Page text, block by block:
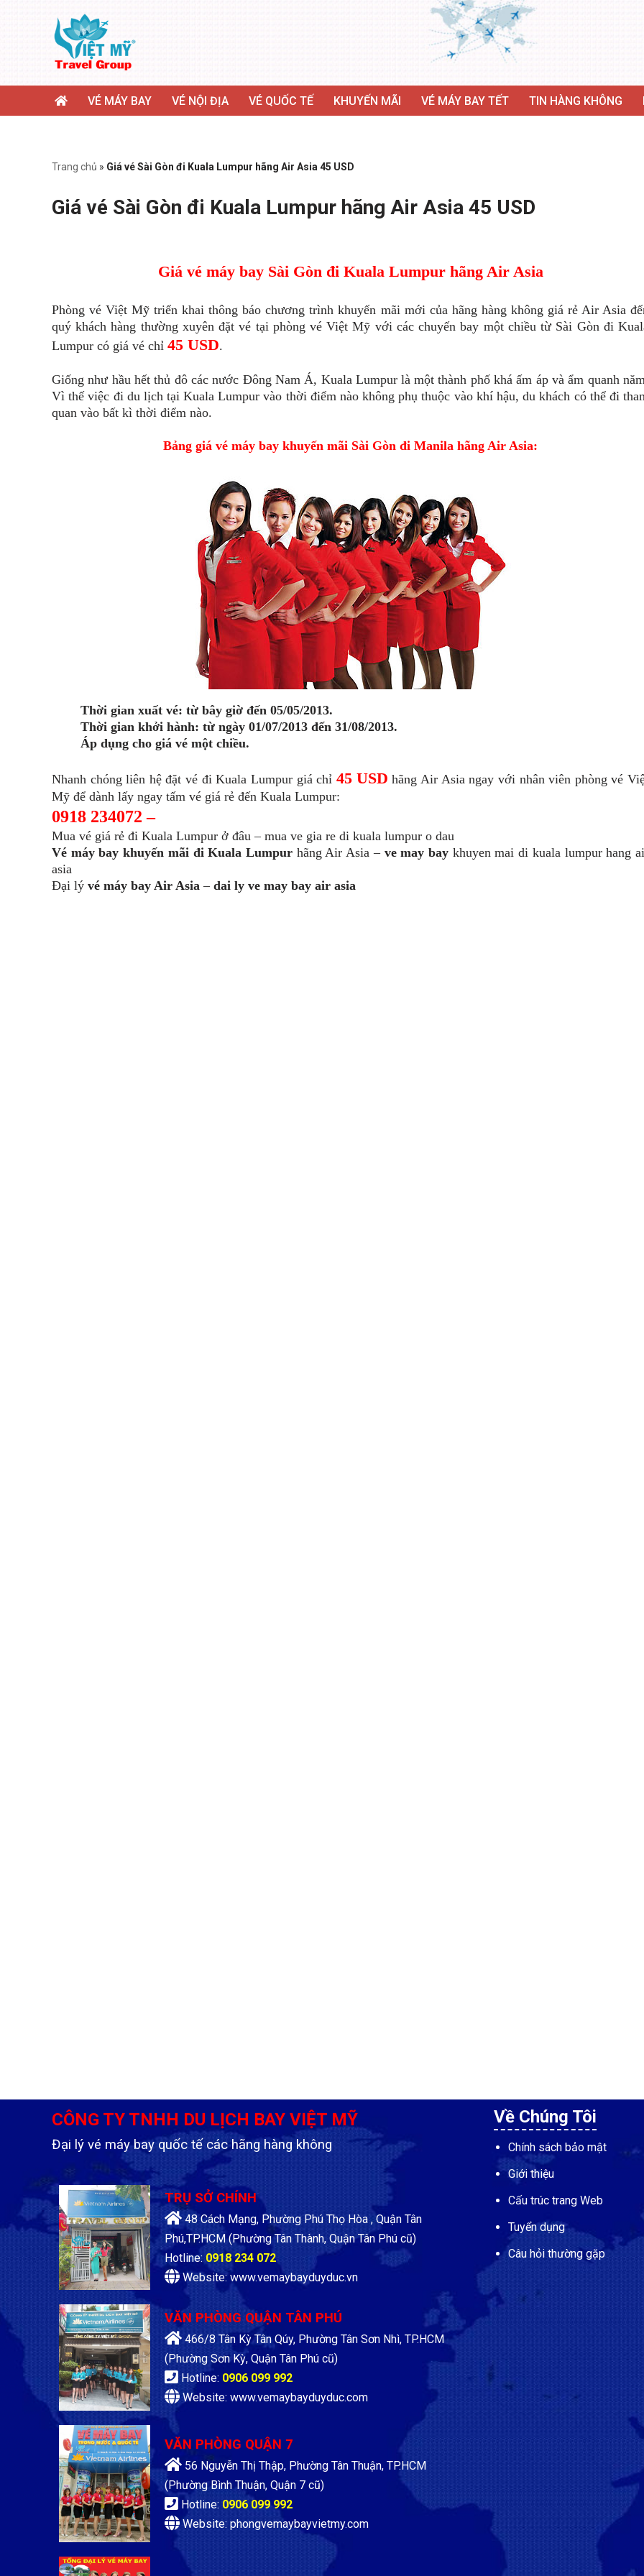
VÉ MÁY BAY VÉ NỘI ĐỊA VÉ QUỐC TẾ KHUYẾN MÃI VÉ MÁY BAY TẾT TIN HÀNG KHÔNG
Trang chủ » Giá vé Sài Gòn đi Kuala Lumpur hãng Air Asia 45 USD
Giá vé Sài Gòn đi Kuala Lumpur hãng Air Asia 45 USD
Giá vé máy bay Sài Gòn đi Kuala Lumpur hãng Air Asia
Phòng vé Việt Mỹ triển khai thông báo chương trình khuyến mãi mới của hãng hàng không giá rẻ Air Asia
quý khách hàng thường xuyên đặt vé tại phòng vé Việt Mỹ với các chuyến bay một chiều từ Sài Gòn đi
Lumpur có giá vé chỉ 45 USD.
Giống như hầu hết thủ đô các nước Đông Nam Á, Kuala Lumpurlà một thành phố khá ấm áp và ẩm quanh
Vì thế việc đi du lịch tại Kuala Lumpur vào thời điểm nào không phụ thuộc vào khí hậu, du khách có thể đi
quan vào bất kì thời điểm nào.
Bảng giá vé máy bay khuyến mãi Sài Gòn đi Manila hãng Air Asia:
Thời gian xuất vé: từ bây giờ đến 05/05/2013.
Thời gian khởi hành: từ ngày 01/07/2013 đến 31/08/2013.
Áp dụng cho giá vé một chiều.
Nhanh chóng liên hệ đặt vé đi Kuala Lumpur giá chỉ 45 USD hãng Air Asia ngay với nhân viên phòng vé
Mỹ để dành lấy ngay tấm vé giá rẻ đến Kuala Lumpur:
0918 234072 –
Mua vé giá rẻ đi Kuala Lumpur ở đâu – mua ve gia re di kuala lumpur o dau
Vé máy bay khuyến mãi đi Kuala Lumpur hãng Air Asia – ve may bay khuyen mai di kuala lumpur hang
asia
Đại lý vé máy bay Air Asia – dai ly ve may bay air asia
CÔNG TY TNHH DU LỊCH BAY VIỆT MỸ
Đại lý vé máy bay quốc tế các hãng hàng không
TRỤ SỞ CHÍNH
48 Cách Mạng, Phường Phú Thọ Hòa , Quận Tân
Phú,TP.HCM(Phường Tân Thành, Quận Tân Phú cũ)
Hotline: 0918 234 072
Website: www.vemaybayduyduc.vn
VĂN PHÒNG QUẬN TÂN PHÚ
466/8 Tân Kỳ Tân Qúy, Phường Tân Sơn Nhì, TP.HCM
(Phường Sơn Kỳ, Quận Tân Phú cũ)
Hotline: 0906 099 992
Website: www.vemaybayduyduc.com
VĂN PHÒNG QUẬN 7
56 Nguyễn Thị Thập, Phường Tân Thuận, TP.HCM
(Phường Bình Thuận, Quận 7 cũ)
Hotline: 0906 099 992
Website: phongvemaybayvietmy.com
Về Chúng Tôi
Chính sách bảo mật
Giới thiệu
Cấu trúc trang Web
Tuyển dụng
Câu hỏi thường gặp